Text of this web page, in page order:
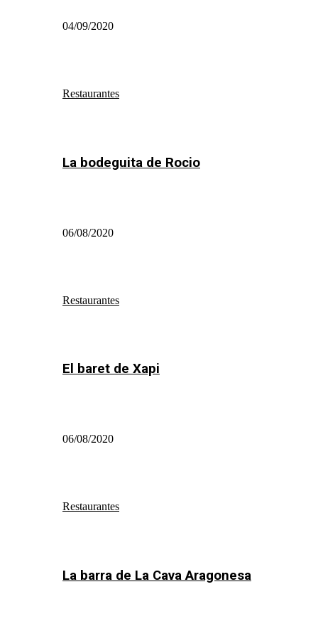
04/09/2020
Restaurantes
La bodeguita de Rocio
06/08/2020
Restaurantes
El baret de Xapi
06/08/2020
Restaurantes
La barra de La Cava Aragonesa